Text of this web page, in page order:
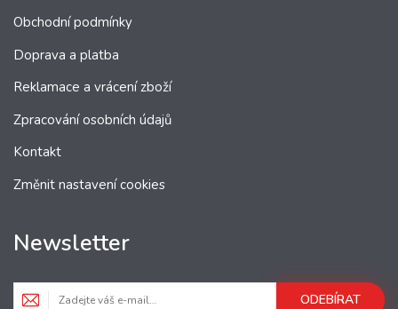
Obchodní podmínky
Doprava a platba
Reklamace a vrácení zboží
Zpracování osobních údajů
Kontakt
Změnit nastavení cookies
Newsletter
ODEBÍRAT